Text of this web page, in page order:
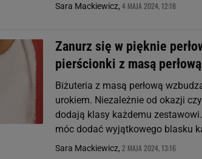
Sara Mackiewicz, 4 MAJA 2024, 12:18
Zanurz się w pięknie
pierścionki z masą
Biżuteria z masą perłową
urokiem. Niezależnie od okazji
dodają klasy każdemu
móc dodać wyjątkowego blasku
Sara Mackiewicz, 2 MAJA 2024, 13:16